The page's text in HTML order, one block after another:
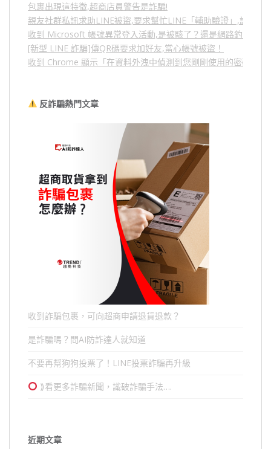
包裹出現這特徵,超商店員警告是詐騙!
親友社群私訊求助LINE被盜,要求幫忙LINE「輔助驗證」,詐騙
收到 Microsoft 帳號異常登入活動,是被駭了？還是網路釣魚？
[新型 LINE 詐騙]傳QR碼要求加好友,當心帳號被盜！
收到 Chrome 顯示「在資料外洩中偵測到您剛剛使用的密碼」
反詐騙熱門文章
收到詐騙包裹，可向超商申請退貨退款？
是詐騙嗎？問AI防詐達人就知道
不要再幫狗狗投票了！LINE投票詐騙再升級
⟫看更多詐騙新聞，識破詐騙手法….
近期文章